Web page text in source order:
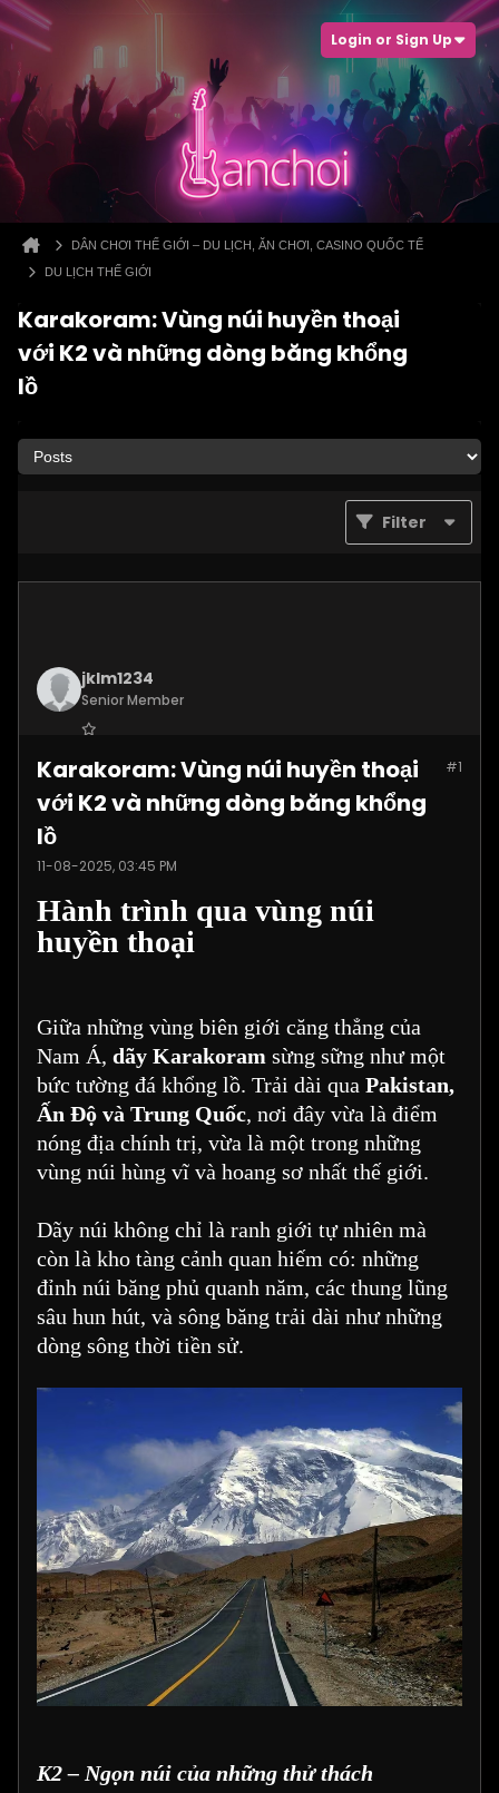
Login or Sign Up
DÂN CHƠI THẾ GIỚI – DU LỊCH, ĂN CHƠI, CASINO QUỐC TẾ
DU LỊCH THẾ GIỚI
Karakoram: Vùng núi huyền thoại
với K2 và những dòng băng khổng
lồ
Filter
jklm1234
Senior Member
Posts:1215 #1
Karakoram: Vùng núi huyền thoại
với K2 và những dòng băng khổng
lồ
11-08-2025, 03:45 PM
Hành trình qua vùng núi
huyền thoại
Giữa những vùng biên giới căng thẳng của
Nam Á, dãy Karakoram sừng sững như một
bức tường đá khổng lồ. Trải dài qua Pakistan,
Ấn Độ và Trung Quốc, nơi đây vừa là điểm
nóng địa chính trị, vừa là một trong những
vùng núi hùng vĩ và hoang sơ nhất thế giới.
Dãy núi không chỉ là ranh giới tự nhiên mà
còn là kho tàng cảnh quan hiếm có: những
đỉnh núi băng phủ quanh năm, các thung lũng
sâu hun hút, và sông băng trải dài như những
dòng sông thời tiền sử.
K2 – Ngọn núi của những thử thách